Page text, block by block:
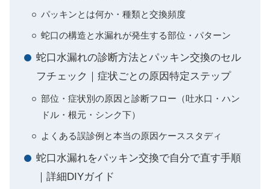
パッキンとは何か・種類と交換頻度
蛇口の構造と水漏れが発生する部位・パターン
蛇口水漏れの診断方法とパッキン交換のセル
フチェック｜症状ごとの原因特定ステップ
部位・症状別の原因と診断フロー（吐水口・ハン
ドル・根元・シンク下）
よくある誤診例と本当の原因ケーススタディ
蛇口水漏れをパッキン交換で自分で直す手順
｜詳細DIYガイド